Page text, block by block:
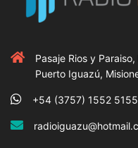
Pasaje Rios y
Puerto Iguazú,
+54 (3757) 1552 5155